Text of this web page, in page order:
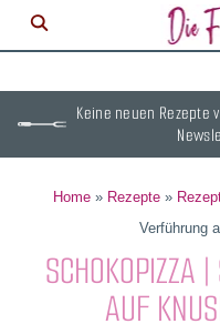
Keine neuen Rezepte
Home» Rezepte»
Verführung
SCHOKOPIZZA |
UF